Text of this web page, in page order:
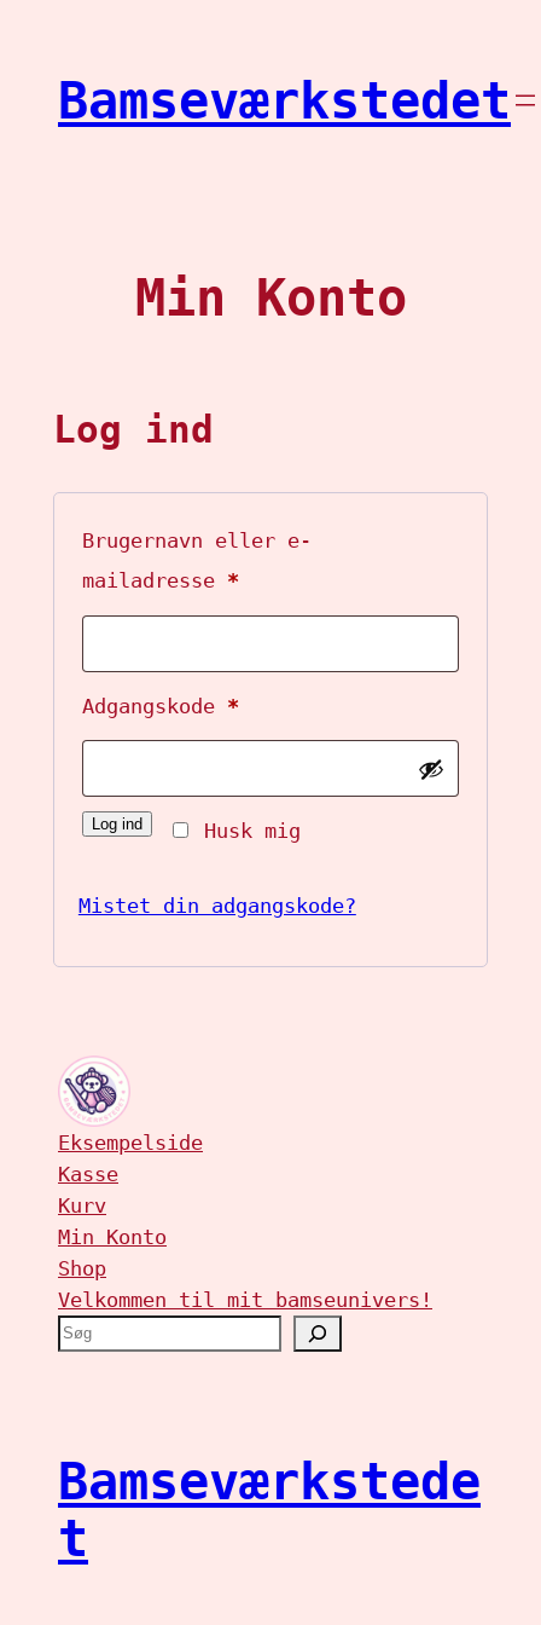
indholdBamseværkstedet
Min Konto
Log ind
Brugernavn eller e-
mailadresse *Påkrævet
Adgangskode *Påkrævet
Husk mig
Log ind
Mistet din adgangskode?
Eksempelside
Kasse
Kurv
Min Konto
Shop
Velkommen til mit bamseunivers!
S
Bamseværkstede
t